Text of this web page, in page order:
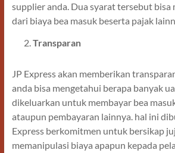
supplier anda. Dua syarat tersebut bisa
dari biaya bea masuk beserta pajak
Transparan
JP Express akan memberikan
anda bisa mengetahui berapa banyak
dikeluarkan untuk membayar bea
ataupun pembayaran lainnya. hal ini
Express berkomitmen untuk bersikap
memanipulasi biaya apapun kepada